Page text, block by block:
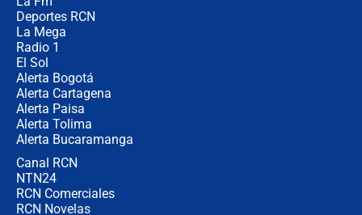
Deportes RCN
La Mega
Radio 1
El Sol
Alerta Bogotá
Alerta Cartagena
Alerta Paisa
Alerta Tolima
Alerta Bucaramanga
Canal RCN
NTN24
RCN Comerciales
RCN Novelas